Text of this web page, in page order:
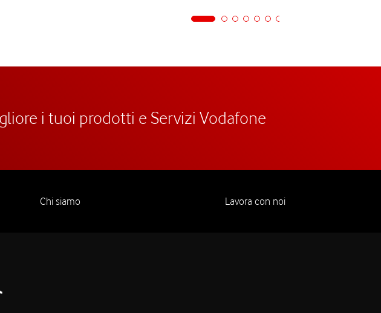
i tuoi prodotti e Servizi Vodafone
Chi siamo Lavora con noi